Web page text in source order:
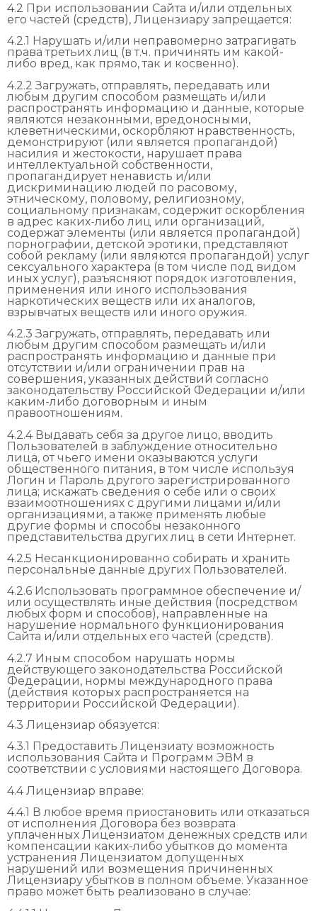
4.2 При использовании Сайта и/или отдельных
его частей (средств), Лицензиару запрещается:
4.2.1 Нарушать и/или неправомерно затрагивать
права третьих лиц (в т.ч. причинять им какой-
либо вред, как прямо, так и косвенно).
4.2.2 Загружать, отправлять, передавать или
любым другим способом размещать и/или
распространять информацию и данные, которые
являются незаконными, вредоносными,
клеветническими, оскорбляют нравственность,
демонстрируют (или является пропагандой)
насилия и жестокости, нарушает права
интеллектуальной собственности,
пропагандирует ненависть и/или
дискриминацию людей по расовому,
этническому, половому, религиозному,
социальному признакам, содержит оскорбления
в адрес каких-либо лиц или организаций,
содержат элементы (или является пропагандой)
порнографии, детской эротики, представляют
собой рекламу (или являются пропагандой) услуг
сексуального характера (в том числе под видом
иных услуг), разъясняют порядок изготовления,
применения или иного использования
наркотических веществ или их аналогов,
взрывчатых веществ или иного оружия.
4.2.3 Загружать, отправлять, передавать или
любым другим способом размещать и/или
распространять информацию и данные при
отсутствии и/или ограничении прав на
совершения, указанных действий согласно
законодательству Российской Федерации и/или
каким-либо договорным и иным
правоотношениям.
4.2.4 Выдавать себя за другое лицо, вводить
Пользователей в заблуждение относительно
лица, от чьего имени оказываются услуги
общественного питания, в том числе используя
Логин и Пароль другого зарегистрированного
лица; искажать сведения о себе или о своих
взаимоотношениях с другими лицами и/или
организациями, а также применять любые
другие формы и способы незаконного
представительства других лиц в сети Интернет.
4.2.5 Несанкционированно собирать и хранить
персональные данные других Пользователей.
4.2.6 Использовать программное обеспечение и/
или осуществлять иные действия (посредством
любых форм и способов), направленные на
нарушение нормального функционирования
Сайта и/или отдельных его частей (средств).
4.2.7 Иным способом нарушать нормы
действующего законодательства Российской
Федерации, нормы международного права
(действия которых распространяется на
территории Российской Федерации).
4.3 Лицензиар обязуется:
4.3.1 Предоставить Лицензиату возможность
использования Сайта и Программ ЭВМ в
соответствии с условиями настоящего Договора.
4.4 Лицензиар вправе:
4.4.1 В любое время приостановить или отказаться
от исполнения Договора без возврата
уплаченных Лицензиатом денежных средств или
компенсации каких-либо убытков до момента
устранения Лицензиатом допущенных
нарушений или возмещения причиненных
Лицензиару убытков в полном объеме. Указанное
право может быть реализовано в случае: